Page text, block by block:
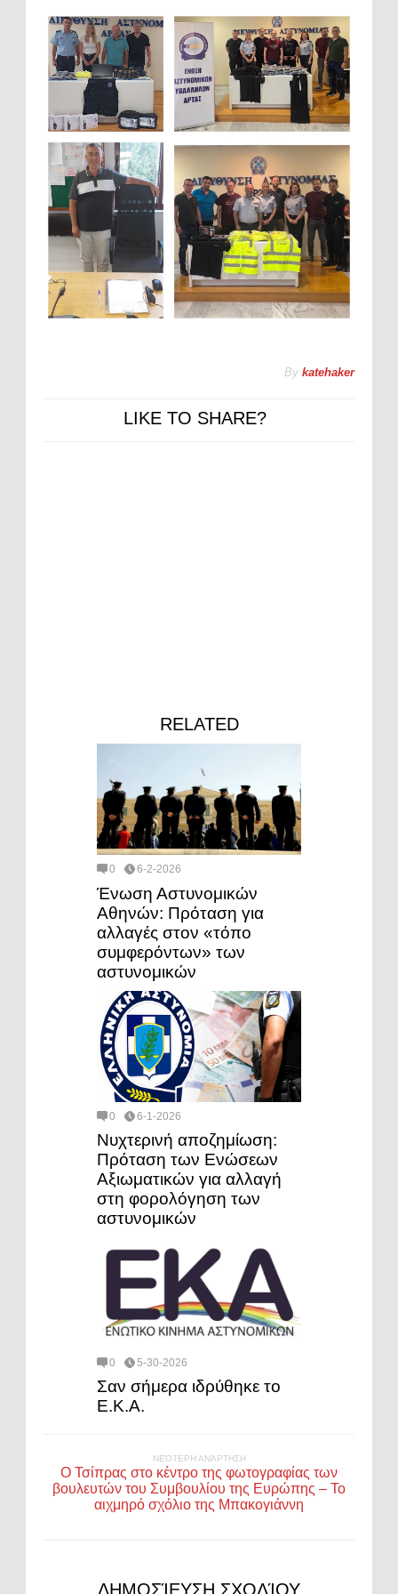
By katehaker
LIKE TO SHARE?
RELATED
0 6-2-2026
Ένωση Αστυνομικών
Αθηνών: Πρόταση για
αλλαγές στον «τόπο
συμφερόντων» των
αστυνομικών
0 6-1-2026
Νυχτερινή αποζημίωση:
Πρόταση των Ενώσεων
Αξιωματικών για αλλαγή
στη φορολόγηση των
αστυνομικών
0 5-30-2026
Σαν σήμερα ιδρύθηκε το
Ε.Κ.Α.
ΝΕΌΤΕΡΗ ΑΝΆΡΤΗΣΗ
Ο Τσίπρας στο κέντρο της φωτογραφίας των
βουλευτών του Συμβουλίου της Ευρώπης – Το
αιχμηρό σχόλιο της Μπακογιάννη
ΔΗΜΟΣΊΕΥΣΗ ΣΧΟΛΊΟΥ